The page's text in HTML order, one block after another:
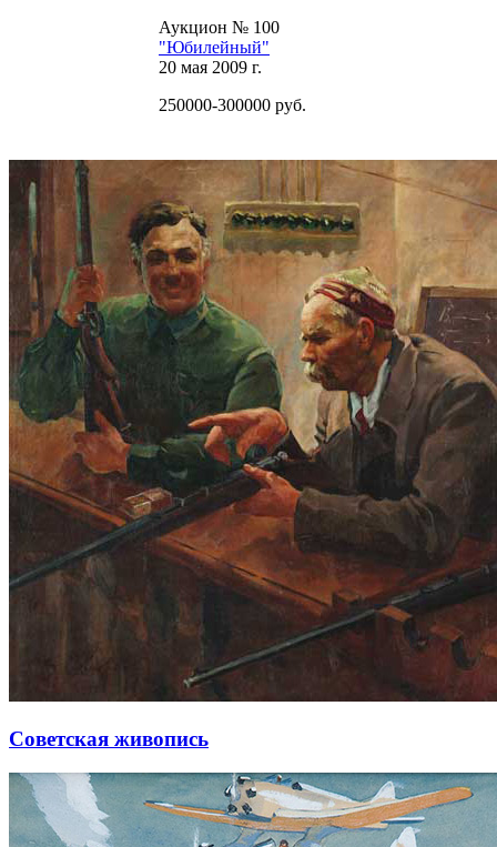
Аукцион № 100
"Юбилейный"
20 мая 2009 г.
250000-300000 руб.
Советская живопись